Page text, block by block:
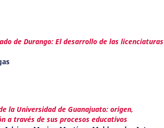
de Durango: El desarrollo de las licenciaturas
la Universidad de Guanajuato: origen,
a través de sus procesos educativos